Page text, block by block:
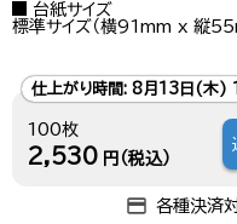
台紙サイズ
標準サイズ（横91mm x 縦
仕上がり時間: 8月13日(木)
100枚
2,530 円（税込）
各種決済